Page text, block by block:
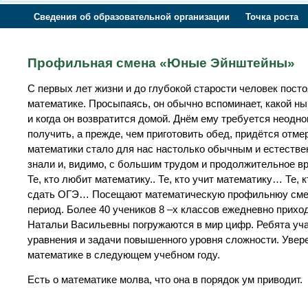
Сведения об образовательной организации Точка роста
Профильная смена «Юные Эйнштейны»
С первых лет жизни и до глубокой старости человек
математике. Просыпаясь, он обычно вспоминает, какой
и когда он возвратится домой. Днём ему требуется
получить, а прежде, чем приготовить обед, придётся
математики стало для нас настолько обычным и
знали и, видимо, с большим трудом и продолжительное
Те, кто любит математику.. Те, кто учит математику…
сдать ОГЭ… Посещают математическую профильнюу
период. Более 40 учеников 8 –х классов ежедневно
Натальи Васильевны погружаются в мир цифр. Ребята
уравнения и задачи повышенного уровня сложности.
математике в следующем учебном году.
Есть о математике молва, что она в порядок ум приводит.